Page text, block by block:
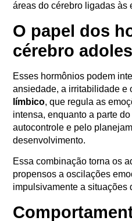
áreas do cérebro ligadas às
O papel dos
cérebro
Esses hormônios podem
ansiedade, a irritabilidade e
límbico, que regula as
intensa, enquanto a parte
autocontrole e pelo
desenvolvimento.
Essa combinação torna os
propensos a oscilações
impulsivamente a situações